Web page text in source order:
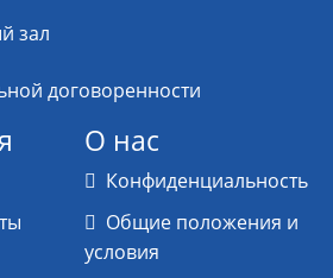
зал
договоренности
О нас
Конфиденциальность
Общие положения и
условия